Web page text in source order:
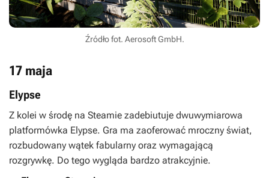
Źródło fot. Aerosoft GmbH.
17 maja
Elypse
Z kolei w środę na Steamie zadebiutuje dwuwymiarowa
platformówka Elypse. Gra ma zaoferować mroczny świat,
rozbudowany wątek fabularny oraz wymagającą
rozgrywkę. Do tego wygląda bardzo atrakcyjnie.